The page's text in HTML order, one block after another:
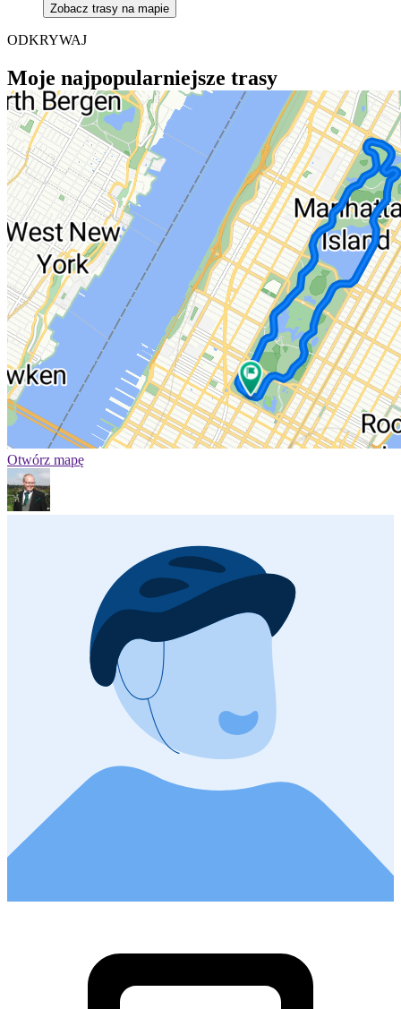
Zobacz trasy na mapie
ODKRYWAJ
Moje najpopularniejsze trasy
Otwórz mapę